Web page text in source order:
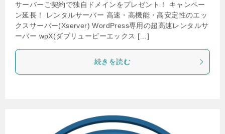
サーバーご契約で独自ドメインをプレゼント！ キャンペー
ン延長！ レンタルサーバー 高速・高機能・高安定性のエッ
クスサーバー(Xserver) WordPress専用の超高速レンタルサ
ーバー wpX(ダブリューピーエックス […]
続きを読む